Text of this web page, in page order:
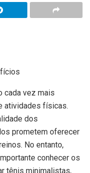
cada vez mais
atividades físicas.
dos
prometem oferecer
No entanto,
conhecer os
tênis minimalistas,